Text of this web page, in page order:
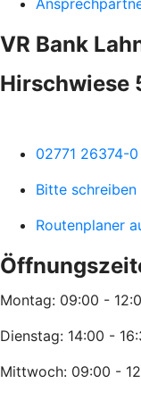
VR Bank
Hirschwiese
02771 26374-0
Bitte schreiben
Routenplaner
Montag: 09:00 -
Dienstag: 14:00 -
Mittwoch: 09:00 -